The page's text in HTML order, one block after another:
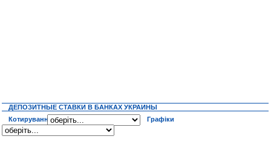
ДЕПОЗИТНЫЕ СТАВКИ В БАНКАХ УКРАИНЫ
Котирування
Графіки